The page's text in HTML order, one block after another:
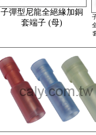
子彈型尼龍全絕緣加銅
套端子 (母)